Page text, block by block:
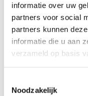
informatie over uw
partners voor social
partners kunnen
informatie die u aan
verzameld op basis
Noodzakelijk